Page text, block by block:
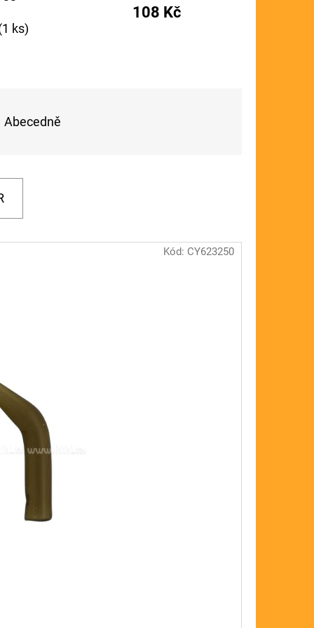
ks)
108 Kč
Abecedně
Kód: CY623250